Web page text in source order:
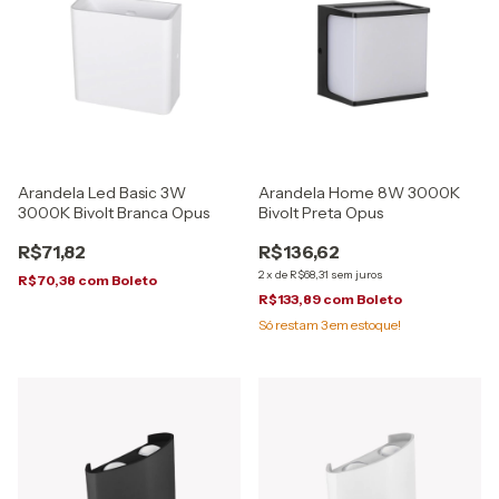
Arandela Led Basic 3W
3000K Bivolt Branca Opus
R$71,82
R$70,38 com Boleto
Arandela Home 8W 3000K
Bivolt Preta Opus
R$136,62
2x de R$68,31 sem juros
R$133,89 com Boleto
Só restam 3em estoque!